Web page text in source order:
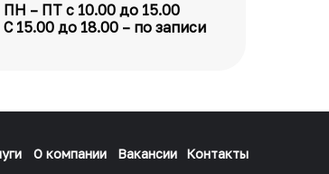
ПН – ПТ с 10.00 до 15.00
С 15.00 до 18.00 – по записи
Вакансии Контакты
О компании